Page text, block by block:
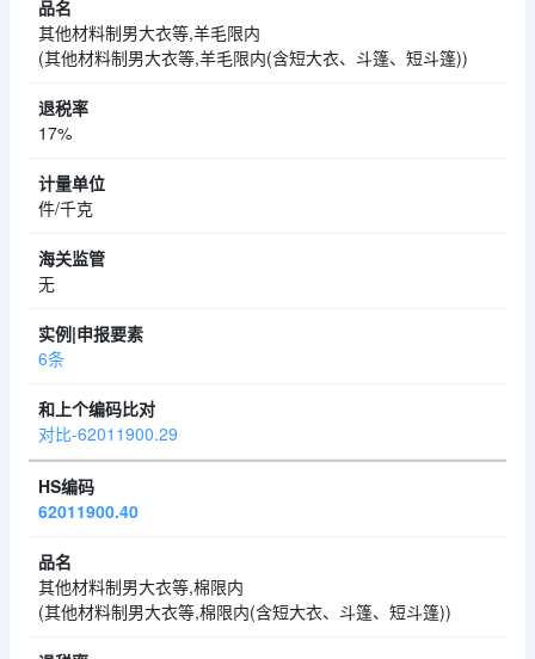
其他材料制男大衣等,羊毛限内
(其他材料制男大衣等,羊毛限内(含短大衣、斗篷、短斗篷))
17%
件/千克
无
6条
对比-62011900.29
62011900.40
其他材料制男大衣等,棉限内
(其他材料制男大衣等,棉限内(含短大衣、斗篷、短斗篷))